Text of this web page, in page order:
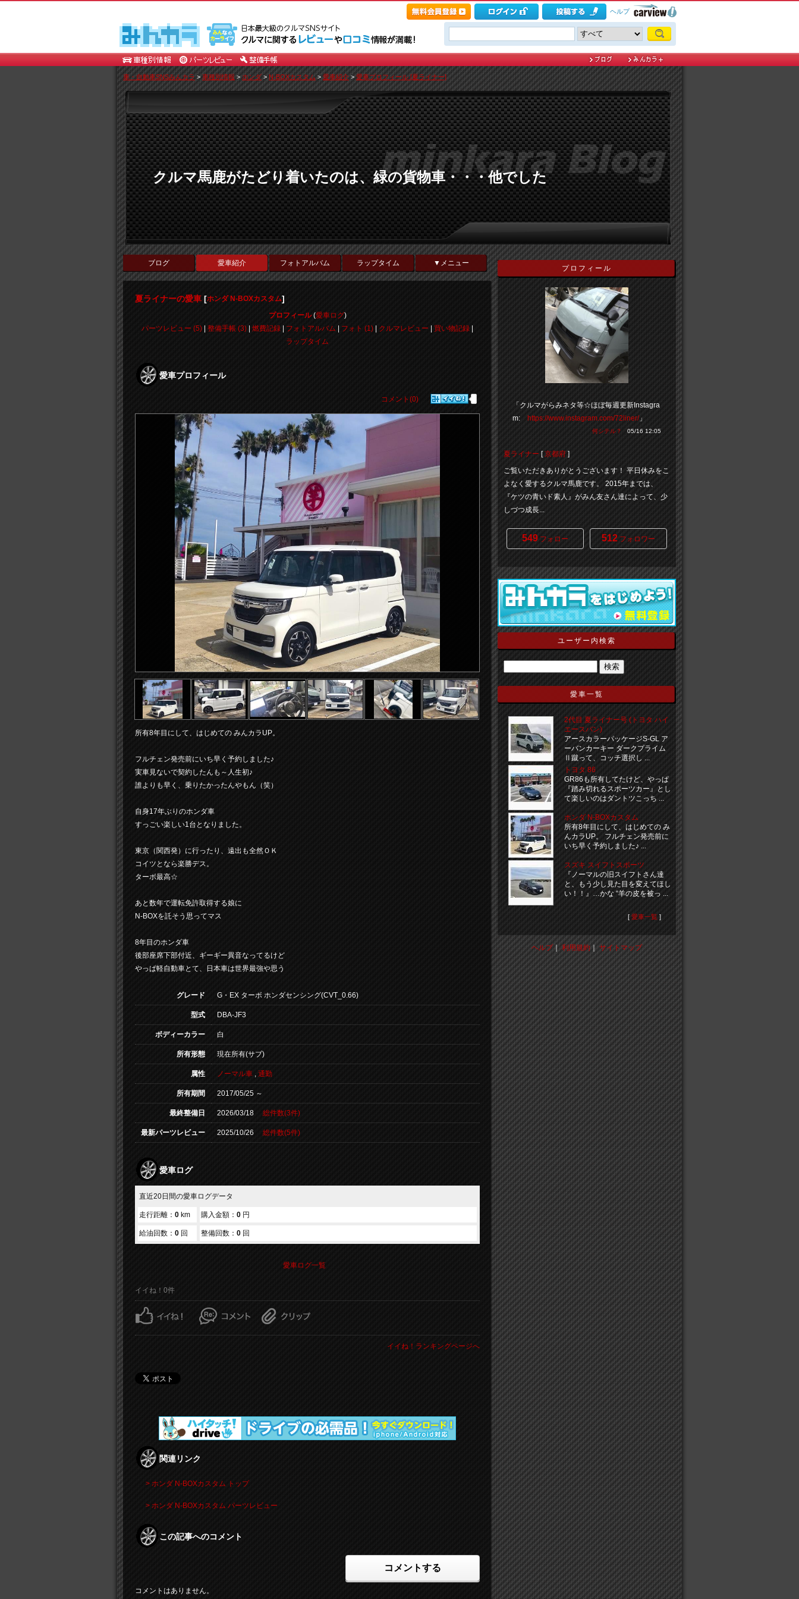
ヘルプ
車・自動車SNSみんカラ>車種別情報 >ホンダ>N-BOXカスタム>愛車紹介>愛車プロフィール [夏ライナー]
クルマ馬鹿がたどり着いたのは、緑の貨物車・・・他でした
ブログ 愛車紹介 フォトアルバム ラップタイム ▼メニュー
夏ライナーの愛車 [ホンダ N-BOXカスタム]
プロフィール(愛車ログ)
パーツレビュー (5)
整備手帳 (3) 燃費記録 フォトアルバム フォト (1) クルマレビュー 買い物記録
ラップタイム
愛車プロフィール
コメント(0)
所有8年目にして、はじめての みんカラUP。
フルチェン発売前にいち早く予約しました♪
実車見ないで契約したんも～人生初♪
誰よりも早く、乗りたかったんやもん（笑）
自身17年ぶりのホンダ車
すっごい楽しい1台となりました。
東京（関西発）に行ったり、遠出も全然ＯＫ
コイツとなら楽勝デス。
ターボ最高☆
あと数年で運転免許取得する娘に
N-BOXを託そう思ってマス
8年目のホンダ車
後部座席下部付近、ギーギー異音なってるけど
やっぱ軽自動車とて、日本車は世界最強や思う
グレード G・EX ターボ ホンダセンシング(CVT_0.66)
型式 DBA-JF3
ボディーカラー 白
所有形態 現在所有(サブ)
属性 ノーマル車 , 通勤
所有期間 2017/05/25 ～
最終整備日 2026/03/18 総件数(3件)
最新パーツレビュー 2025/10/26 総件数(5件)
愛車ログ
直近20日間の愛車ログデータ
走行距離： 0 km 購入金額： 0 円
給油回数： 0 回 整備回数： 0 回
愛車ログ一覧
イイね！0件
イイね！ランキングページへ
関連リンク
> ホンダ N-BOXカスタム トップ
> ホンダ N-BOXカスタム パーツレビュー
この記事へのコメント
コメントする
コメントはありません。
プロフィール
「クルマがらみネタ等☆ほぼ毎週更新Instagra
m: https://www.instagram.com/72liner/」
何シテル？ 05/16 12:05
夏ライナー [京都府 ]
ご覧いただきありがとうございます！ 平日休みをこ
よなく愛するクルマ馬鹿です。 2015年までは、
『ケツの青いド素人』がみん友さん達によって、少
しづつ成長...
549 フォロー 512 フォロワー
ユーザー内検索
愛車一覧
2代目 夏ライナー号 (トヨタ ハイ
エースバン)
アースカラーパッケージS-GL ア
ーバンカーキー ダークプライム
Ⅱ蹴って、コッチ選択し ...
トヨタ 86
GR86も所有してたけど、やっぱ
『踏み切れるスポーツカー』とし
て楽しいのはダントツこっち ...
ホンダ N-BOXカスタム
所有8年目にして、はじめての み
んカラUP。 フルチェン発売前に
いち早く予約しました♪ ...
スズキ スイフトスポーツ
『ノーマルの旧スイフトさん達
と、もう少し見た目を変えてほし
い！！』…かな “羊の皮を被っ ...
[ 愛車一覧 ]
ヘルプ｜利用規約 ｜サイトマップ